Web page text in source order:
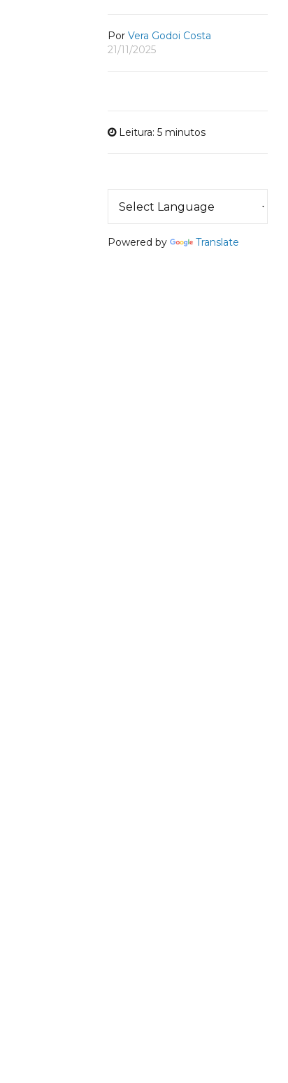
Por Vera Godoi Costa
21/11/2025
Leitura: 5 minutos
Powered by Translate